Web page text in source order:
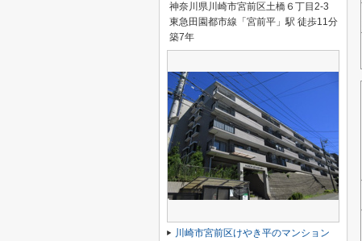
神奈川県川崎市宮前区土橋６丁目2-3
東急田園都市線「宮前平」駅 徒歩11分
築7年
川崎市宮前区けやき平のマンション